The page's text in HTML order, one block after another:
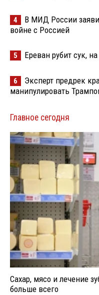
4
В МИД России
войне с Россией
5 Ереван рубит сук,
6
Эксперт предрек
манипулировать
Главное сегодня
Сахар, мясо и лечение
больше всего